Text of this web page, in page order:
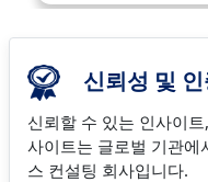
신뢰성 및
신뢰할 수 있는 인사이
사이트는 글로벌 기관에
스 컨설팅 회사입니다.